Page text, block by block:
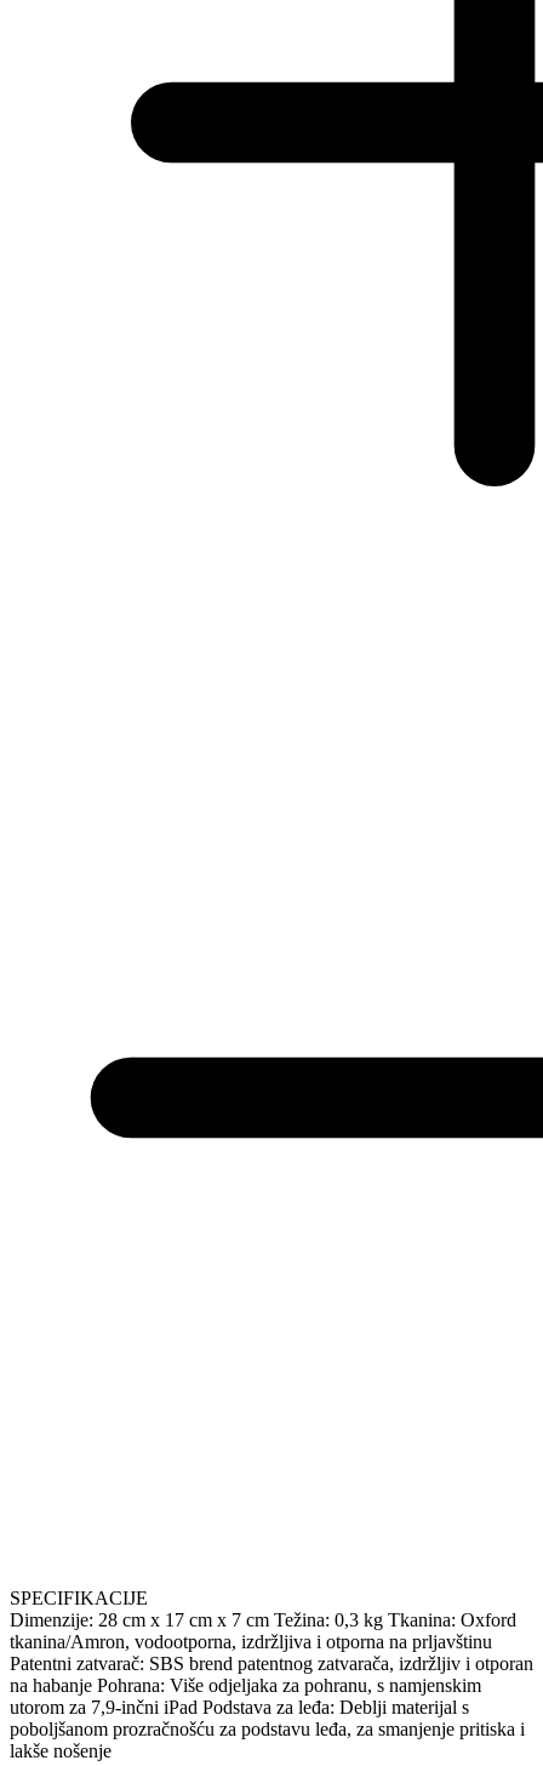
SPECIFIKACIJE
Dimenzije: 28 cm x 17 cm x 7 cm Težina: 0,3 kg Tkanina: Oxford
tkanina/Amron, vodootporna, izdržljiva i otporna na prljavštinu
Patentni zatvarač: SBS brend patentnog zatvarača, izdržljiv i otporan
na habanje Pohrana: Više odjeljaka za pohranu, s namjenskim
utorom za 7,9-inčni iPad Podstava za leđa: Deblji materijal s
poboljšanom prozračnošću za podstavu leđa, za smanjenje pritiska i
lakše nošenje